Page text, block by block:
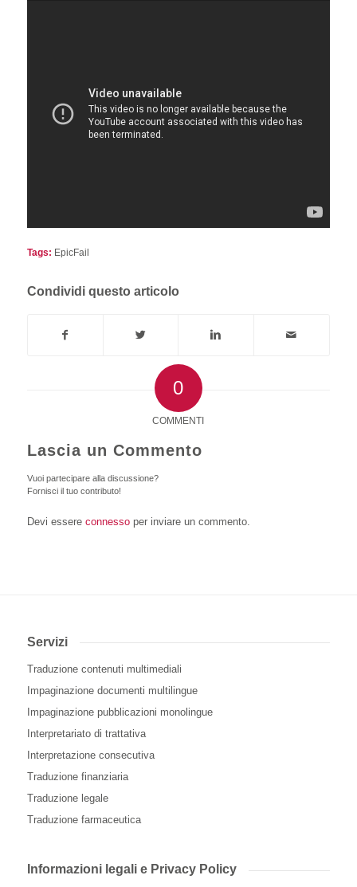
Tags: EpicFail
Condividi questo articolo
0
COMMENTI
Lascia un Commento
Vuoi partecipare alla discussione?
Fornisci il tuo contributo!
Devi essere connessoper inviare un commento.
Servizi
Traduzione contenuti multimediali
Impaginazione documenti multilingue
Impaginazione pubblicazioni monolingue
Interpretariato di trattativa
Interpretazione consecutiva
Traduzione finanziaria
Traduzione legale
Traduzione farmaceutica
Informazioni legali e Privacy Policy